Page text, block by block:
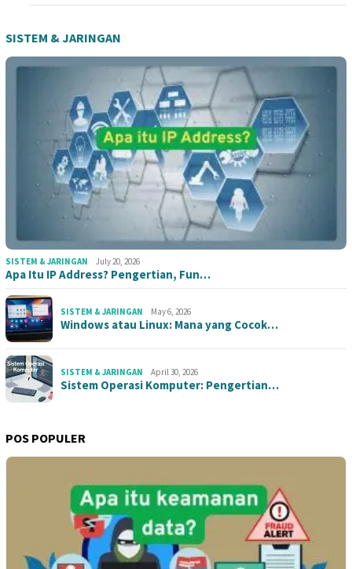
SISTEM & JARINGAN
SISTEM & JARINGAN July 20, 2026
Apa Itu IP Address? Pengertian, Fun…
SISTEM & JARINGAN May 6, 2026
Windows atau Linux: Mana yang Cocok…
SISTEM & JARINGAN April 30, 2026
Sistem Operasi Komputer: Pengertian…
POS POPULER